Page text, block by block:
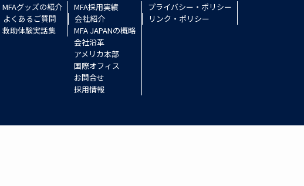
MFAグッズの紹介
よくあるご質問
救助体験実話集
MFA採用実績
会社紹介
MFA JAPANの概略
会社沿革
アメリカ本部
国際オフィス
お問合せ
採用情報
プライバシー・ポリシー
リンク・ポリシー